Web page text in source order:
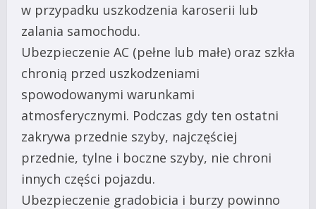
w przypadku uszkodzenia karoserii lub
zalania samochodu.
Ubezpieczenie AC (pełne lub małe) oraz szkła
chronią przed uszkodzeniami
spowodowanymi warunkami
atmosferycznymi. Podczas gdy ten ostatni
zakrywa przednie szyby, najczęściej
przednie, tylne i boczne szyby, nie chroni
innych części pojazdu.
Ubezpieczenie gradobicia i burzy powinno